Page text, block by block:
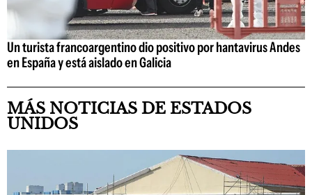
Un turista francoargentino dio positivo por hantavirus Andes
en España y está aislado en Galicia
MÁS NOTICIAS DE ESTADOS
UNIDOS